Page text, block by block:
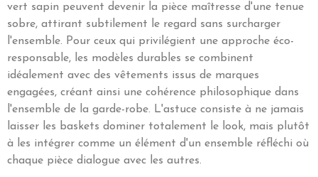
vert sapin peuvent devenir la pièce maîtresse d'une tenue
sobre, attirant subtilement le regard sans surcharger
l'ensemble. Pour ceux qui privilégient une approche éco-
responsable, les modèles durables se combinent
idéalement avec des vêtements issus de marques
engagées, créant ainsi une cohérence philosophique dans
l'ensemble de la garde-robe. L'astuce consiste à ne jamais
laisser les baskets dominer totalement le look, mais plutôt
à les intégrer comme un élément d'un ensemble réfléchi où
chaque pièce dialogue avec les autres.